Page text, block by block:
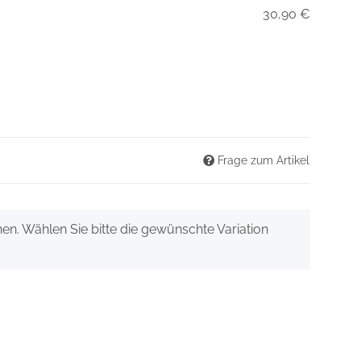
30,90 €
Frage zum Artikel
Wählen Sie bitte die gewünschte Variation